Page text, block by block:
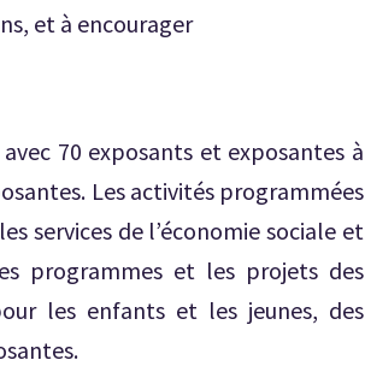
et à encourager
70 exposants et exposantes à
Les activités programmées
services de l’économie sociale et
programmes et les projets des
les enfants et les jeunes, des